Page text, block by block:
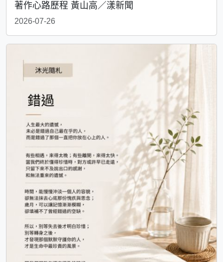
著作心路歷程 黃山高／漾新聞
2026-07-26